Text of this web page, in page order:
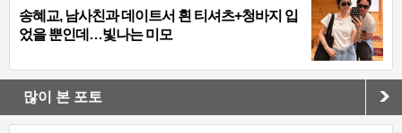
송혜교, 남사친과 데이트서 흰 티셔츠+청바지 입
었을 뿐인데…빛나는 미모
많이 본 포토